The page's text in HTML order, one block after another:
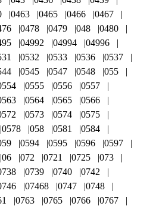
0463 0465 0466
0467
0478 0479 048
0480
04992 04994
04996
0532 0533 0536
0537
0545 0547 0548
055
0555 0556
0557
0564 0565
0566
0573 0574
0575
0578 058 0581
0584
0594 0595 0596
0597
06 072 0721 0725
073
0739 0740
0742
07468 0747
0748
0763 0765 0766
0767